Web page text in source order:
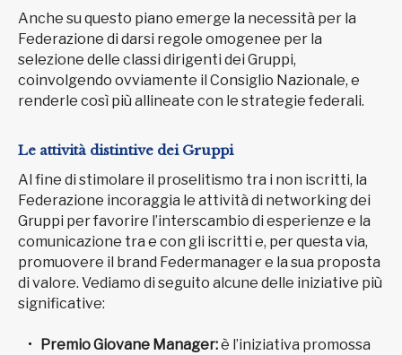
Anche su questo piano emerge la necessità per la
Federazione di darsi regole omogenee per la
selezione delle classi dirigenti dei Gruppi,
coinvolgendo ovviamente il Consiglio Nazionale, e
renderle così più allineate con le strategie federali.
Le attività distintive dei Gruppi
Al fine di stimolare il proselitismo tra i non iscritti, la
Federazione incoraggia le attività di networking dei
Gruppi per favorire l’interscambio di esperienze e la
comunicazione tra e con gli iscritti e, per questa via,
promuovere il brand Federmanager e la sua proposta
di valore. Vediamo di seguito alcune delle iniziative più
significative:
Premio Giovane Manager:è l’iniziativa promossa